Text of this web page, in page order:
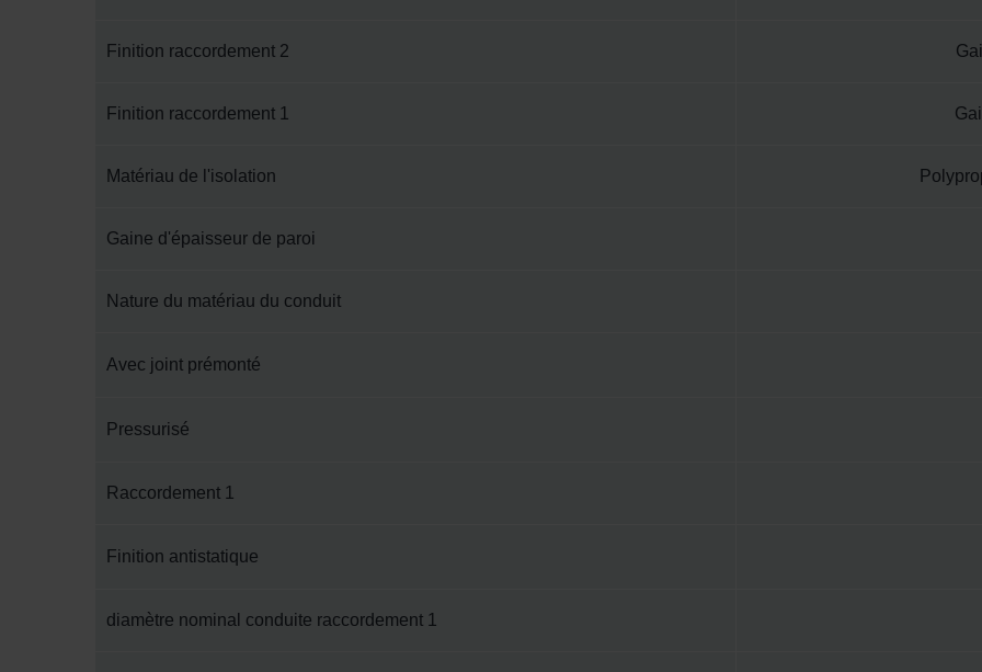
Finition raccordement 2
Finition raccordement 1
Matériau de l'isolation
Gaine d'épaisseur de paroi
Nature du matériau du conduit
Avec joint prémonté
Pressurisé
Raccordement 1
Finition antistatique
diamètre nominal conduite raccordement 1